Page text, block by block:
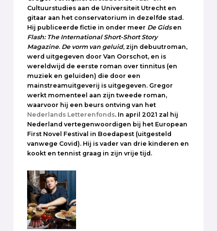
Cultuurstudies aan de Universiteit Utrecht en
gitaar aan het conservatorium in dezelfde stad.
Hij publiceerde fictie in onder meer De Gidsen
Flash: The International Short-Short Story
Magazine. De vorm van geluid, zijn debuutroman,
werd uitgegeven door Van Oorschot, en is
wereldwijd de eerste roman over tinnitus (en
muziek en geluiden) die door een
mainstreamuitgeverij is uitgegeven. Gregor
werkt momenteel aan zijn tweede roman,
waarvoor hij een beurs ontving van het
Nederlands Letterenfonds. In april 2021 zal hij
Nederland vertegenwoordigen bij het European
First Novel Festival in Boedapest (uitgesteld
vanwege Covid). Hij is vader van drie kinderen en
kookt en tennist graag in zijn vrije tijd.